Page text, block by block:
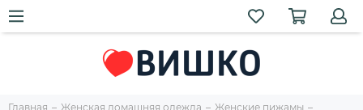
Главная Женская домашняя одежда
Женские пижамы